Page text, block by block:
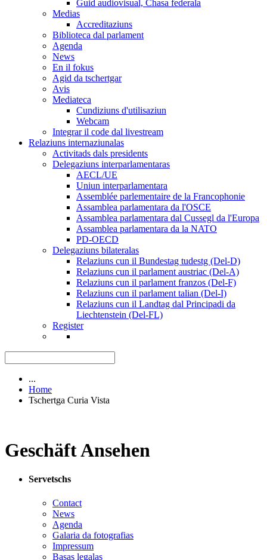
Guid audiovisual, Chasa federala
Medias
Accreditaziuns
Biblioteca dal parlament
Agenda
News
En il fokus
Agid da tschertgar
Avis
Mediateca
Cundiziuns d'utilisaziun
Webcam
Integrar il code dal livestream
Relaziuns internaziunalas
Activitads dals presidents
Delegaziuns interparlamentaras
AECL/UE
Uniun interparlamentara
Assemblée parlementaire de la Francophonie
Assamblea parlamentara da l'OSCE
Assamblea parlamentara dal Cussegl da l'Europa
Assamblea parlamentara da la NATO
PD-OECD
Delegaziuns bilateralas
Relaziuns cun il Bundestag tudestg (Del-D)
Relaziuns cun il parlament austriac (Del-A)
Relaziuns cun il parlament franzos (Del-F)
Relaziuns cun il parlament talian (Del-I)
Relaziuns cun il Landtag dal Principadi da
Liechtenstein (Del-FL)
Register
...
Home
Tschertga Curia Vista
Geschäft Ansehen
Servetschs
Contact
News
Agenda
Galaria da fotografias
Impressum
Basas legalas